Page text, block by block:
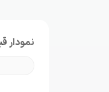
نمودار